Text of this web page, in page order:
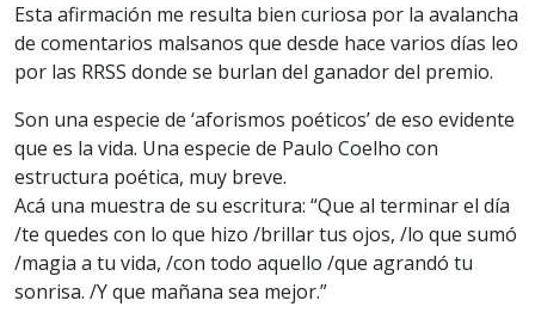
Esta afirmación me resulta bien curiosa por la avalancha
de comentarios malsanos que desde hace varios días leo
por las RRSS donde se burlan del ganador del premio.
Son una especie de ‘aforismos poéticos’ de eso evidente
que es la vida. Una especie de Paulo Coelho con
estructura poética, muy breve.
Acá una muestra de su escritura: “Que al terminar el día
/te quedes con lo que hizo /brillar tus ojos, /lo que sumó
/magia a tu vida, /con todo aquello /que agrandó tu
sonrisa. /Y que mañana sea mejor.”